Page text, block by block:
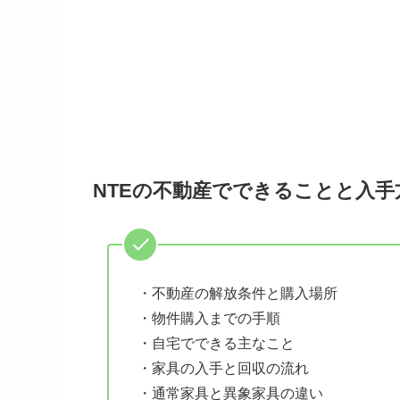
NTEの不動産でできることと入手
・不動産の解放条件と購入場所
・物件購入までの手順
・自宅でできる主なこと
・家具の入手と回収の流れ
・通常家具と異象家具の違い